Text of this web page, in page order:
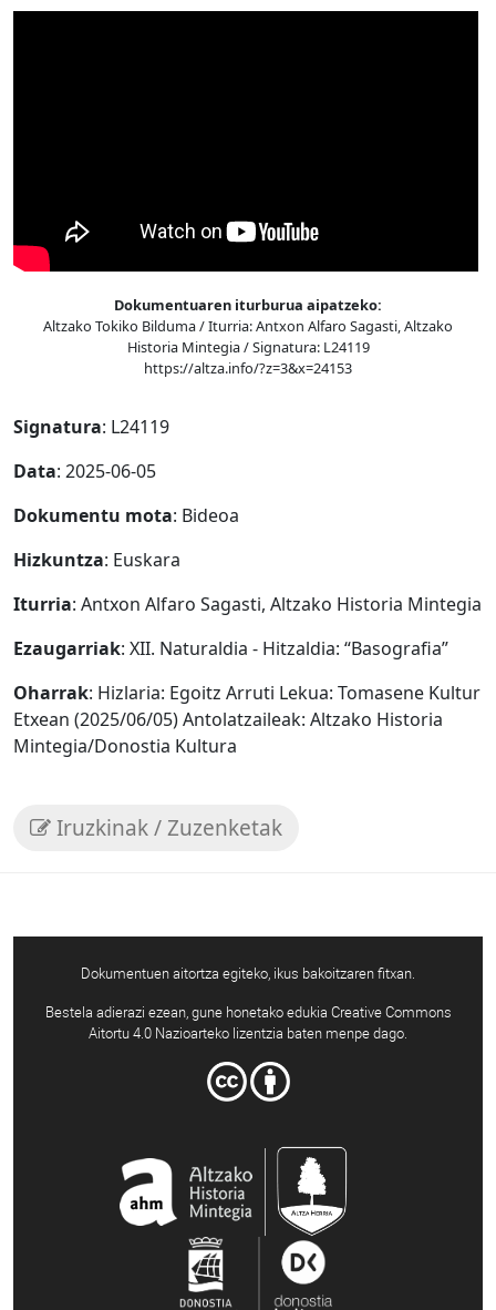
Dokumentuaren iturburua aipatzeko:
Altzako Tokiko Bilduma / Iturria: Antxon Alfaro Sagasti, Altzako
Historia Mintegia / Signatura: L24119
https://altza.info/?z=3&x=24153
Signatura: L24119
Data: 2025-06-05
Dokumentu mota: Bideoa
Hizkuntza: Euskara
Iturria: Antxon Alfaro Sagasti, Altzako Historia Mintegia
Ezaugarriak: XII. Naturaldia - Hitzaldia: “Basografia”
Oharrak: Hizlaria: Egoitz Arruti Lekua: Tomasene Kultur
Etxean (2025/06/05) Antolatzaileak: Altzako Historia
Mintegia/Donostia Kultura
Iruzkinak / Zuzenketak
Dokumentuen aitortza egiteko, ikus bakoitzaren fitxan.
Bestela adierazi ezean, gune honetako edukia Creative Commons
Aitortu 4.0 Nazioarteko lizentzia baten menpe dago.